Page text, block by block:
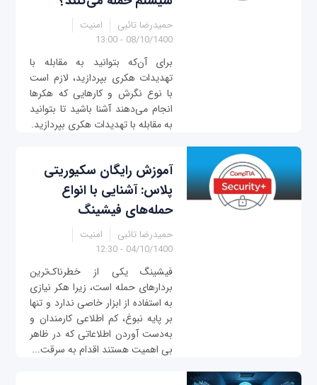
حمیدرضا تائبی
امنیت
08/10/1400 - 13:00
برای آن‌که بتوانید به مقابله با
تهدیدات هکری بپردازید، لازم است
با نوع نگرش و کارهایی که هکرها
انجام می‌دهند آشنا باشید تا بتوانید
به مقابله با تهدیدات هکری بپردازید.
آموزش رایگان سکیوریتی
پلاس: آشنایی با انواع
حمله‌های فیشینگ
حمیدرضا تائبی
امنیت
04/10/1400 - 12:30
فیشینگ یکی از خطرناک‌ترین
بردارهای حمله است، زیرا هکر نیازی
به استفاده از ابزار خاصی ندارد و تنها
بر پایه نبوغ، کم اطلاعی کارمندان و
به‌دست آوردن اطلاعاتی که در ظاهر
بی اهمیت هستند اقدام به سرقت...